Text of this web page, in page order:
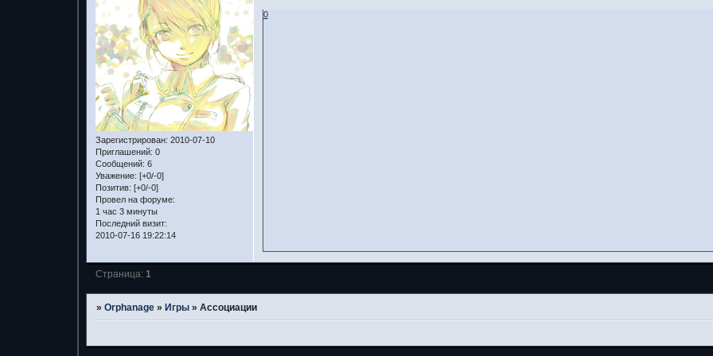
Зарегистрирован: 2010-07-10
Приглашений: 0
Сообщений: 6
Уважение: [+0/-0]
Позитив: [+0/-0]
Провел на форуме:
1 час 3 минуты
Последний визит:
2010-07-16 19:22:14
0
Страница: 1
» Orphanage » Игры » Ассоциации